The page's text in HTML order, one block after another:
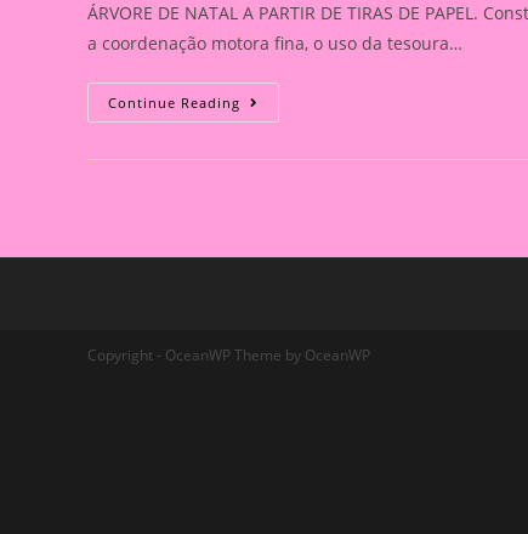
ÁRVORE DE NATAL A PARTIR DE TIRAS DE
a coordenação motora fina, o uso da tesoura…
Continue Reading ÁRVORE
DE
A
Copyright - OceanWP Theme by OceanWP